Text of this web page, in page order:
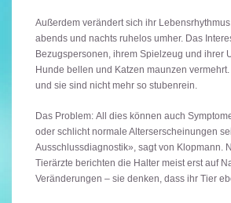
Außerdem verändert sich ihr
abends und nachts ruhelos umher. Das
Bezugspersonen, ihrem Spielzeug und ihrer
Hunde bellen und Katzen maunzen vermehrt.
und sie sind nicht mehr so stubenrein.
Das Problem: All dies können auch
oder schlicht normale Alterserscheinungen
Ausschlussdiagnostik», sagt von Klopmann.
Tierärzte berichten die Halter meist erst auf
Veränderungen – sie denken, dass ihr Tier